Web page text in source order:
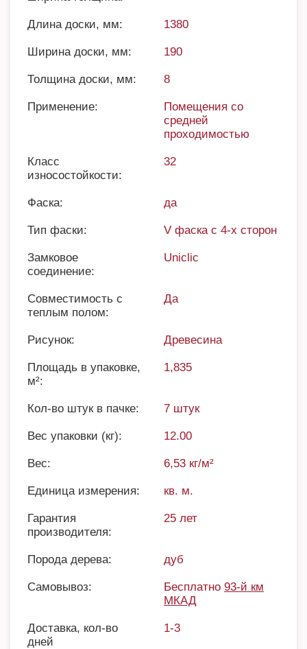
Длина доски, мм: 1380
Ширина доски, мм: 190
Толщина доски, мм: 8
Применение:
Помещения со
средней
проходимостью
Класс
износостойкости:
32
Фаска: да
Тип фаски: V фаска с 4-х сторон
Замковое
соединение:
Uniclic
Совместимость с
теплым полом:
Да
Рисунок: Древесина
Площадь в упаковке,
м²:
1,835
Кол-во штук в пачке: 7 штук
Вес упаковки (кг): 12.00
Вес: 6,53 кг/м²
Единица измерения: кв. м.
Гарантия
производителя:
25 лет
Порода дерева: дуб
Самовывоз: Бесплатно 93-й км
МКАД
Доставка, кол-во
дней
1-3